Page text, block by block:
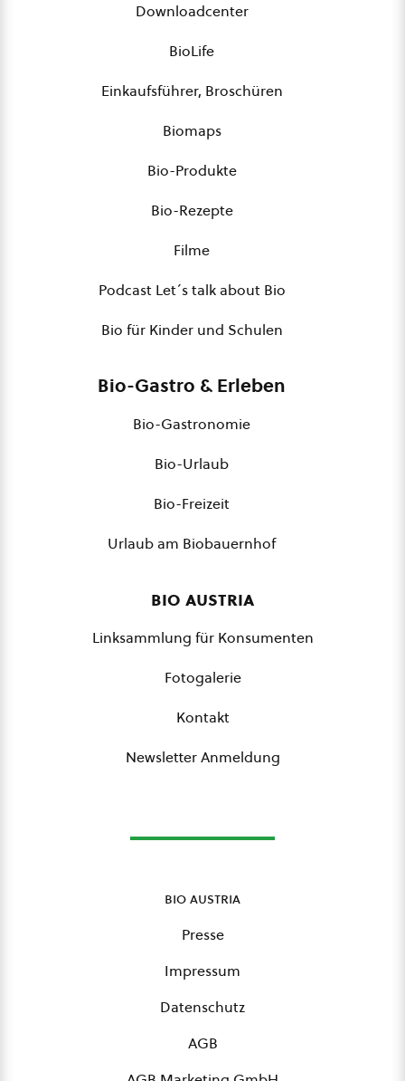
Downloadcenter
BioLife
Einkaufsführer, Broschüren
Biomaps
Bio-Produkte
Bio-Rezepte
Filme
Podcast Let´s talk about Bio
Bio für Kinder und Schulen
Bio-Gastro & Erleben
Bio-Gastronomie
Bio-Urlaub
Bio-Freizeit
Urlaub am Biobauernhof
bio austria
Linksammlung für Konsumenten
Fotogalerie
Kontakt
Newsletter Anmeldung
bio austria
Presse
Impressum
Datenschutz
AGB